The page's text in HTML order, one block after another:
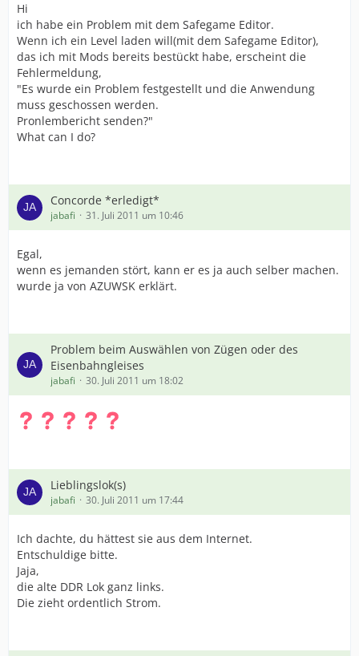
Hi
ich habe ein Problem mit dem Safegame Editor.
Wenn ich ein Level laden will(mit dem Safegame Editor),
das ich mit Mods bereits bestückt habe, erscheint die
Fehlermeldung,
"Es wurde ein Problem festgestellt und die Anwendung
muss geschossen werden.
Pronlembericht senden?"
What can I do?
Concorde *erledigt*
jabafi 31. Juli 2011 um 10:46
Egal,
wenn es jemanden stört, kann er es ja auch selber machen.
wurde ja von AZUWSK erklärt.
Problem beim Auswählen von Zügen oder des
Eisenbahngleises
jabafi 30. Juli 2011 um 18:02
Lieblingslok(s)
jabafi 30. Juli 2011 um 17:44
Ich dachte, du hättest sie aus dem Internet.
Entschuldige bitte.
Jaja,
die alte DDR Lok ganz links.
Die zieht ordentlich Strom.